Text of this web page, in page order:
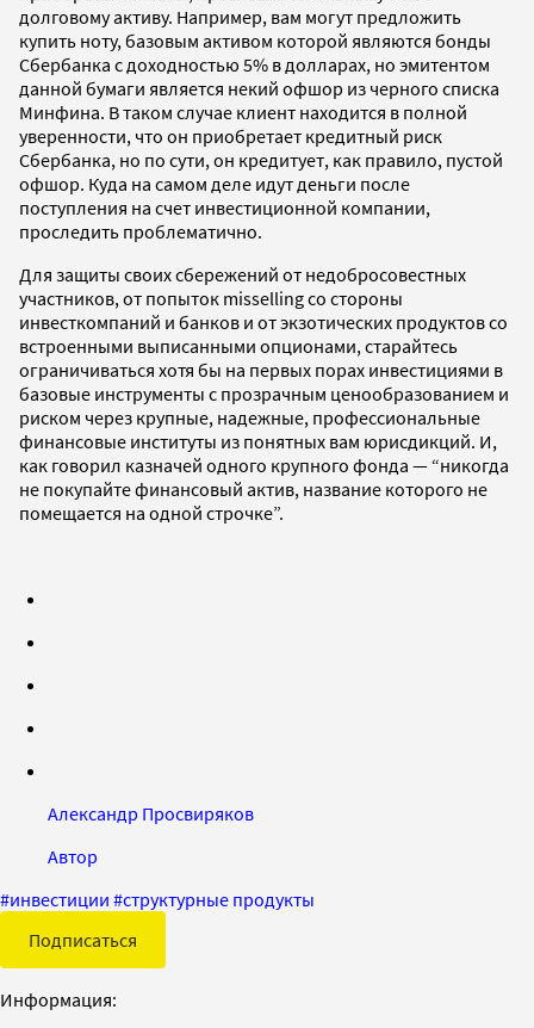
долговому активу. Например, вам могут предложить
купить ноту, базовым активом которой являются бонды
Сбербанка с доходностью 5% в долларах, но эмитентом
данной бумаги является некий офшор из черного списка
Минфина. В таком случае клиент находится в полной
уверенности, что он приобретает кредитный риск
Сбербанка, но по сути, он кредитует, как правило, пустой
офшор. Куда на самом деле идут деньги после
поступления на счет инвестиционной компании,
проследить проблематично.
Для защиты своих сбережений от недобросовестных
участников, от попыток misselling со стороны
инвесткомпаний и банков и от экзотических продуктов со
встроенными выписанными опционами, старайтесь
ограничиваться хотя бы на первых порах инвестициями в
базовые инструменты с прозрачным ценообразованием и
риском через крупные, надежные, профессиональные
финансовые институты из понятных вам юрисдикций. И,
как говорил казначей одного крупного фонда — “никогда
не покупайте финансовый актив, название которого не
помещается на одной строчке”.
Александр Просвиряков
Автор
#инвестиции #структурные продукты
Подписаться
Информация: